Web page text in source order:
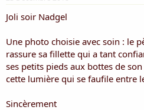
Joli soir Nadgel
Une photo choisie avec soin : le
rassure sa fillette qui a tant
ses petits pieds aux bottes de
cette lumière qui se faufile entre
Sincèrement